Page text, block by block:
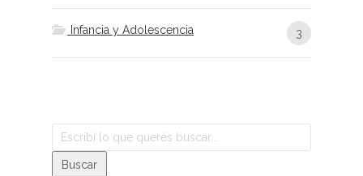
Infancia y Adolescencia 3